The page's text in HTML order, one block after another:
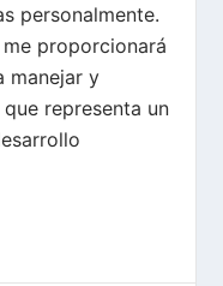
personalmente.
proporcionará
manejar y
representa un